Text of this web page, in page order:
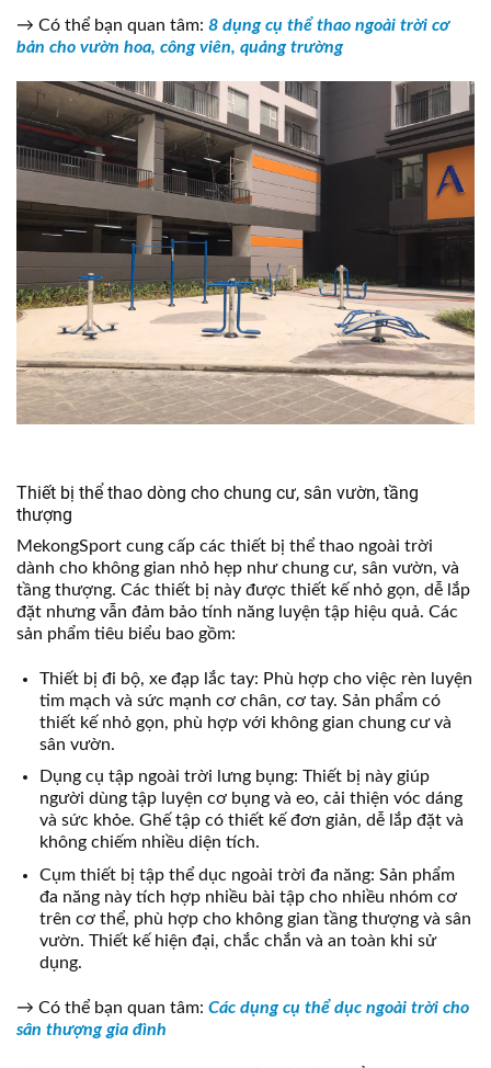
→ Có thể bạn quan tâm: 8 dụng cụ thể thao ngoài trời cơ
bản cho vườn hoa, công viên, quảng trường
Thiết bị thể thao dòng cho chung cư, sân vườn, tầng
thượng
MekongSport cung cấp các thiết bị thể thao ngoài trời
dành cho không gian nhỏ hẹp như chung cư, sân vườn, và
tầng thượng. Các thiết bị này được thiết kế nhỏ gọn, dễ lắp
đặt nhưng vẫn đảm bảo tính năng luyện tập hiệu quả. Các
sản phẩm tiêu biểu bao gồm:
Thiết bị đi bộ, xe đạp lắc tay: Phù hợp cho việc rèn luyện
tim mạch và sức mạnh cơ chân, cơ tay. Sản phẩm có
thiết kế nhỏ gọn, phù hợp với không gian chung cư và
sân vườn.
Dụng cụ tập ngoài trời lưng bụng: Thiết bị này giúp
người dùng tập luyện cơ bụng và eo, cải thiện vóc dáng
và sức khỏe. Ghế tập có thiết kế đơn giản, dễ lắp đặt và
không chiếm nhiều diện tích.
Cụm thiết bị tập thể dục ngoài trời đa năng: Sản phẩm
đa năng này tích hợp nhiều bài tập cho nhiều nhóm cơ
trên cơ thể, phù hợp cho không gian tầng thượng và sân
vườn. Thiết kế hiện đại, chắc chắn và an toàn khi sử
dụng.
→ Có thể bạn quan tâm: Các dụng cụ thể dục ngoài trời cho
sân thượng gia đình